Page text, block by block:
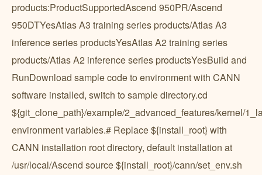
products:ProductSupportedAscend 950PR/Ascend
950DTYesAtlas A3 training series products/Atlas A3
inference series productsYesAtlas A2 training series
products/Atlas A2 inference series productsYesBuild and
RunDownload sample code to environment with CANN
software installed, switch to sample directory.cd
${git_clone_path}/example/2_advanced_features/kernel/
environment variables.# Replace ${install_root} with
CANN installation root directory, default installation at
/usr/local/Ascend source ${install_root}/cann/set_env.sh